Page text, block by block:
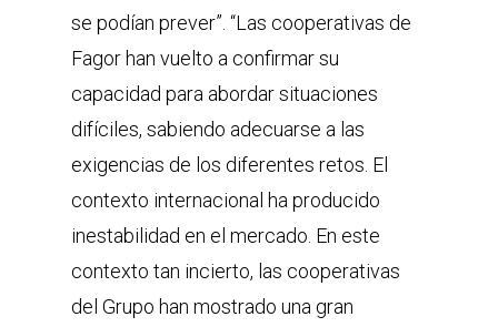
se podían prever”. “Las cooperativas de
Fagor han vuelto a confirmar su
capacidad para abordar situaciones
difíciles, sabiendo adecuarse a las
exigencias de los diferentes retos. El
contexto internacional ha producido
inestabilidad en el mercado. En este
contexto tan incierto, las cooperativas
del Grupo han mostrado una gran